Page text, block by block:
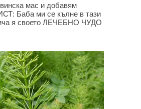
мас и добавям
Баба ми се кълне в тази
я своето ЛЕЧЕБНО ЧУДО